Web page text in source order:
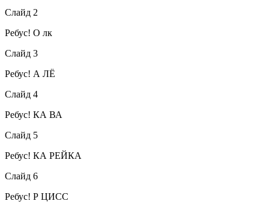
Слайд 2
Ребус! О лк
Слайд 3
Ребус! А ЛЁ
Слайд 4
Ребус! КА ВА
Слайд 5
Ребус! КА РЕЙКА
Слайд 6
Ребус! Р ЦИСС